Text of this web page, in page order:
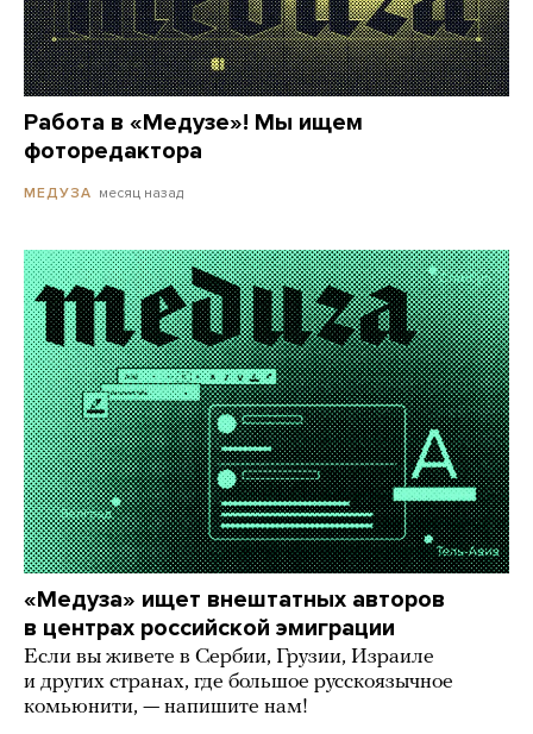
Работа в «Медузе»! Мы ищем
фоторедактора
МЕДУЗА месяц назад
«Медуза» ищет внештатных авторов
в центрах российской эмиграции
Если вы живете в Сербии, Грузии, Израиле
и других странах, где большое русскоязычное
комьюнити, — напишите нам!